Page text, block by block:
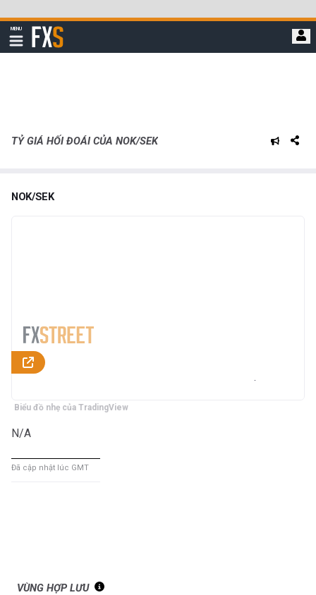
qua
đi
MENU
Hiển
thị
FXStreet
TỶ GIÁ HỐI ĐOÁI CỦA NOK/SEK
NOK/SEK
Biểu đồ nhẹ của TradingView
N/A
Đã cập nhật lúc GMT
VÙNG HỢP LƯU